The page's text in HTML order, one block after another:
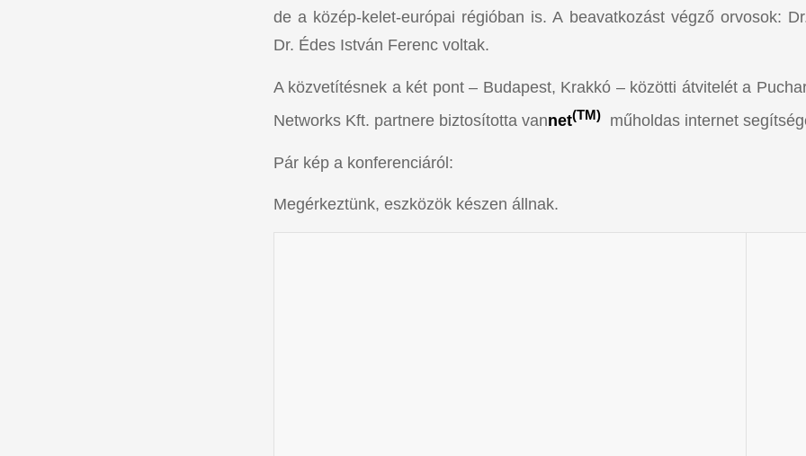
de a közép-kelet-európai régióban is. A beavatkozást végző orvosok:
Dr. Édes István Ferenc voltak.
A közvetítésnek a két pont – Budapest, Krakkó – közötti átvitelét a
Networks Kft. partnere biztosította vannet(TM) műholdas internet
Pár kép a konferenciáról:
Megérkeztünk, eszközök készen állnak.